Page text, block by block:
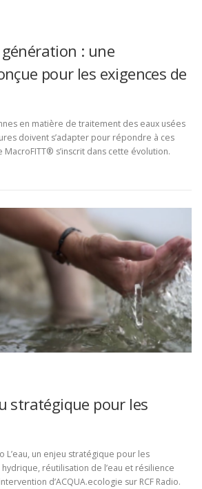
génération : une
pour les exigences de
en matière de traitement des eaux usées
doivent s’adapter pour répondre à ces
s’inscrit dans cette évolution.
stratégique pour les
L’eau, un enjeu stratégique pour les
réutilisation de l’eau et résilience
d’ACQUA.ecologie sur RCF Radio.